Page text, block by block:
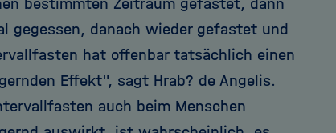
bestimmten Zeitraum gefastet, dann
gegessen, danach wieder gefastet und
hat offenbar tatsächlich einen
Effekt", sagt Hrab? de Angelis.
auch beim Menschen